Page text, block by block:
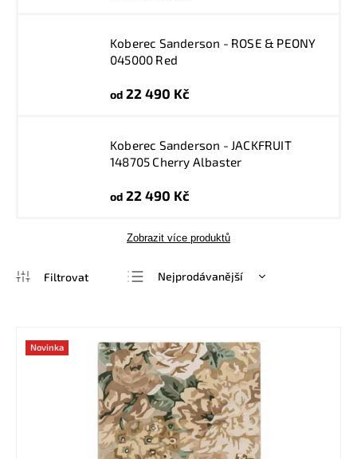
Koberec Sanderson - ROSE & PEONY
045000 Red
od 22 490 Kč
Koberec Sanderson - JACKFRUIT
148705 Cherry Albaster
od 22 490 Kč
Zobrazit více produktů
Nejprodávanější
Abecedně
Novinka